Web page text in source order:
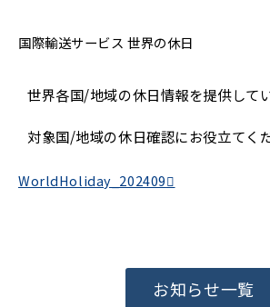
国際輸送サービス 世界の休日
世界各国/地域の休日情報を提供してい
対象国/地域の休日確認にお役立てく
WorldHoliday_202409
お知らせ一覧